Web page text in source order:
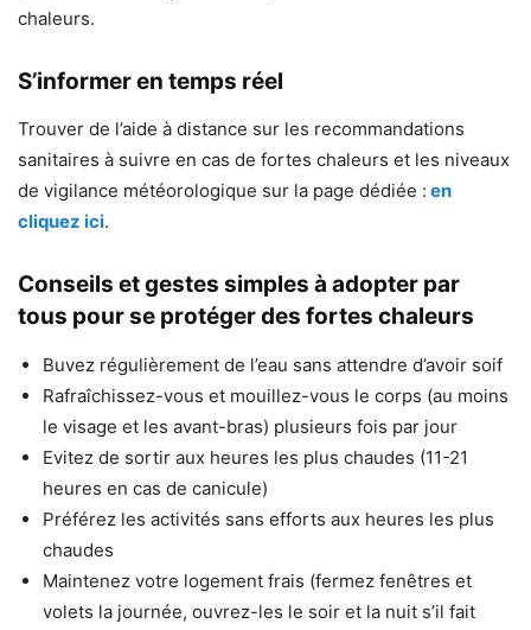
chaleurs.
S’informer en temps réel
Trouver de l’aide à distance sur les recommandations
sanitaires à suivre en cas de fortes chaleurs et les niveaux
de vigilance météorologique sur la page dédiée : en
cliquez ici.
Conseils et gestes simples à adopter par
tous pour se protéger des fortes chaleurs
Buvez régulièrement de l’eau sans attendre d’avoir soif
Rafraîchissez-vous et mouillez-vous le corps (au moins
le visage et les avant-bras) plusieurs fois par jour
Evitez de sortir aux heures les plus chaudes (11-21
heures en cas de canicule)
Préférez les activités sans efforts aux heures les plus
chaudes
Maintenez votre logement frais (fermez fenêtres et
volets la journée, ouvrez-les le soir et la nuit s’il fait